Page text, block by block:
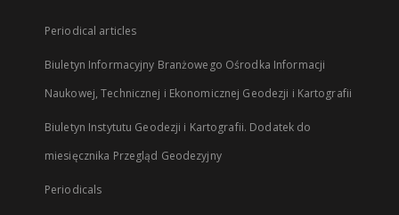
Periodical articles
Biuletyn Informacyjny Branżowego Ośrodka Informacji
Naukowej, Technicznej i Ekonomicznej Geodezji i Kartografii
Biuletyn Instytutu Geodezji i Kartografii. Dodatek do
miesięcznika Przegląd Geodezyjny
Periodicals